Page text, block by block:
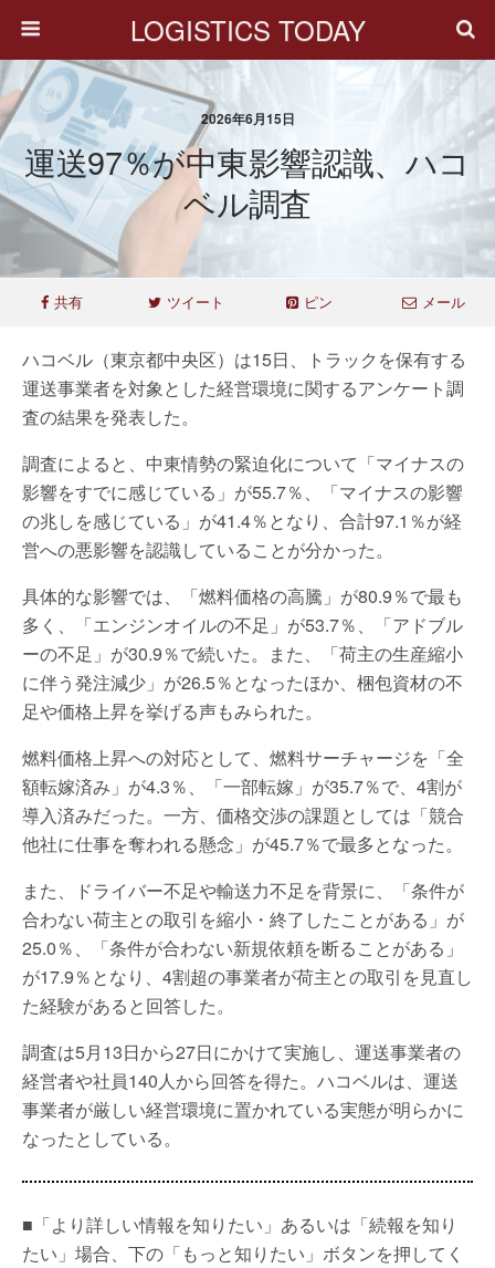
LOGISTICS TODAY
2026年6月15日
運送97％が中東影響認識、ハコ
ベル調査
共有 ツイート ピン メール
ハコベル（東京都中央区）は15日、トラックを保有する
運送事業者を対象とした経営環境に関するアンケート調
査の結果を発表した。
調査によると、中東情勢の緊迫化について「マイナスの
影響をすでに感じている」が55.7％、「マイナスの影響
の兆しを感じている」が41.4％となり、合計97.1％が経
営への悪影響を認識していることが分かった。
具体的な影響では、「燃料価格の高騰」が80.9％で最も
多く、「エンジンオイルの不足」が53.7％、「アドブル
ーの不足」が30.9％で続いた。また、「荷主の生産縮小
に伴う発注減少」が26.5％となったほか、梱包資材の不
足や価格上昇を挙げる声もみられた。
燃料価格上昇への対応として、燃料サーチャージを「全
額転嫁済み」が4.3％、「一部転嫁」が35.7％で、4割が
導入済みだった。一方、価格交渉の課題としては「競合
他社に仕事を奪われる懸念」が45.7％で最多となった。
また、ドライバー不足や輸送力不足を背景に、「条件が
合わない荷主との取引を縮小・終了したことがある」が
25.0％、「条件が合わない新規依頼を断ることがある」
が17.9％となり、4割超の事業者が荷主との取引を見直し
た経験があると回答した。
調査は5月13日から27日にかけて実施し、運送事業者の
経営者や社員140人から回答を得た。ハコベルは、運送
事業者が厳しい経営環境に置かれている実態が明らかに
なったとしている。
■「より詳しい情報を知りたい」あるいは「続報を知り
たい」場合、下の「もっと知りたい」ボタンを押してく